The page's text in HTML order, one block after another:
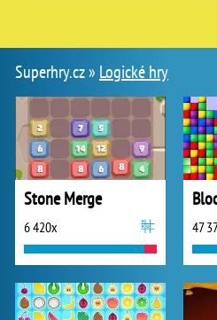
Superhry.cz » Logické hry
Stone Merge
6 420x 47